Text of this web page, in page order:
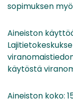
sopimuksen
Aineiston
käytöstä
Aineiston koko: